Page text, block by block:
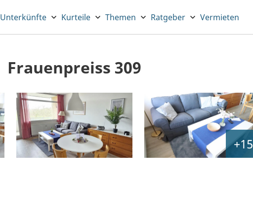
Unterkünfte Kurteile Themen Ratgeber Vermieten
Frauenpreiss 309
+15